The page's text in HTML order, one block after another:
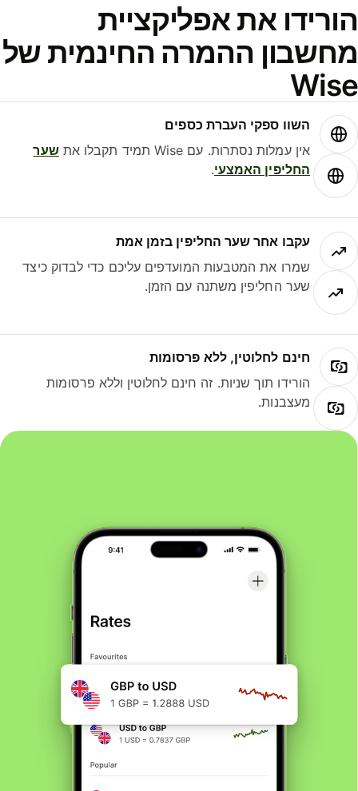
את אפליקציית
ההמרה החינמית של
השוו ספקי העברת כספים
אין עמלות נסתרות. עם Wise תמיד תקבלו את
שער
החליפין האמצעי.
עקבו אחר שער החליפין בזמן אמת
שמרו את המטבעות המועדפים עליכם כדי לבדוק כיצד
שער החליפין משתנה עם הזמן.
חינם לחלוטין, ללא פרסומות
הורידו תוך שניות. זה חינם לחלוטין וללא פרסומות
מעצבנות.